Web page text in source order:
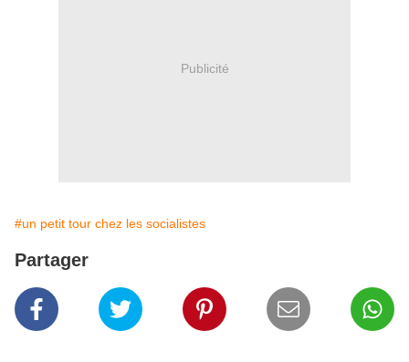
Publicité
#un petit tour chez les socialistes
Partager